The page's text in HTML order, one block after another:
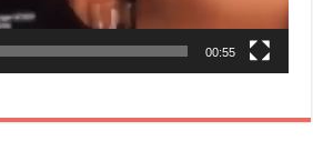
00:55